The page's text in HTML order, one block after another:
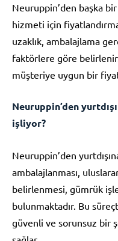
Neuruppin’den başka
hizmeti için
uzaklık, ambalajlama
faktörlere göre
müşteriye uygun bir
Neuruppin’den
işliyor?
Neuruppin’den
ambalajlanması,
belirlenmesi, gümrük
bulunmaktadır. Bu
güvenli ve sorunsuz bir